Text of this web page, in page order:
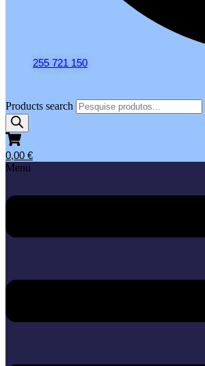
255 721 150
Products search
0,00 €
Menu